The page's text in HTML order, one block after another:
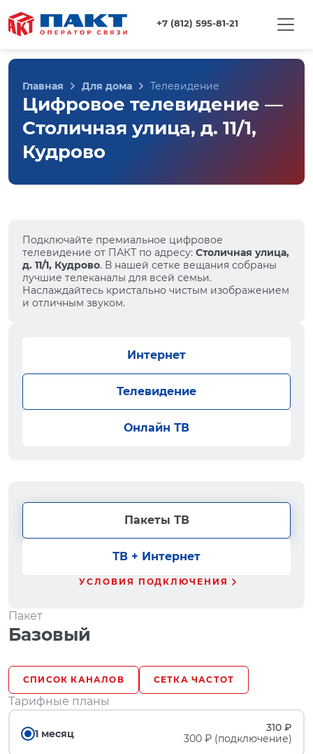
+7 (812) 595-81-21
Главная Для дома Телевидение
Цифровое телевидение —
Столичная улица, д. 11/1,
Кудрово
Подключайте премиальное цифровое
телевидение от ПАКТ по адресу: Столичная улица,
д. 11/1, Кудрово. В нашей сетке вещания собраны
лучшие телеканалы для всей семьи.
Наслаждайтесь кристально чистым изображением
и отличным звуком.
Интернет
Телевидение
Онлайн ТВ
Пакеты ТВ
ТВ + Интернет
УСЛОВИЯ ПОДКЛЮЧЕНИЯ
Пакет
Базовый
СПИСОК КАНАЛОВ СЕТКА ЧАСТОТ
Тарифные планы
1 месяц
310 ₽
300 ₽ (подключение)